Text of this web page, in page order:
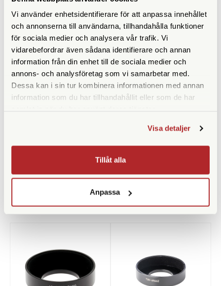
Vi använder enhetsidentifierare för att anpassa innehållet
och annonserna till användarna, tillhandahålla funktioner
för sociala medier och analysera vår trafik. Vi
vidarebefordrar även sådana identifierare och annan
information från din enhet till de sociala medier och
annons- och analysföretag som vi samarbetar med.
Dessa kan i sin tur kombinera informationen med annan
information som du har tillhandahållit eller som de har
Visa detaljer
Tillåt alla
Anpassa
Smartoscope Vario för
Kowa TSN-66/88/99
Finns i lager
2.390 SEK
LÄS MER
KÖP
Kowa Mobiladapter iPhone
12 Pro Max (TSN-IP12
PRO MAX RP)
Beställningsvara
1.390 SEK
LÄS MER
KÖP
ANDRA KÖPTE ÄVEN